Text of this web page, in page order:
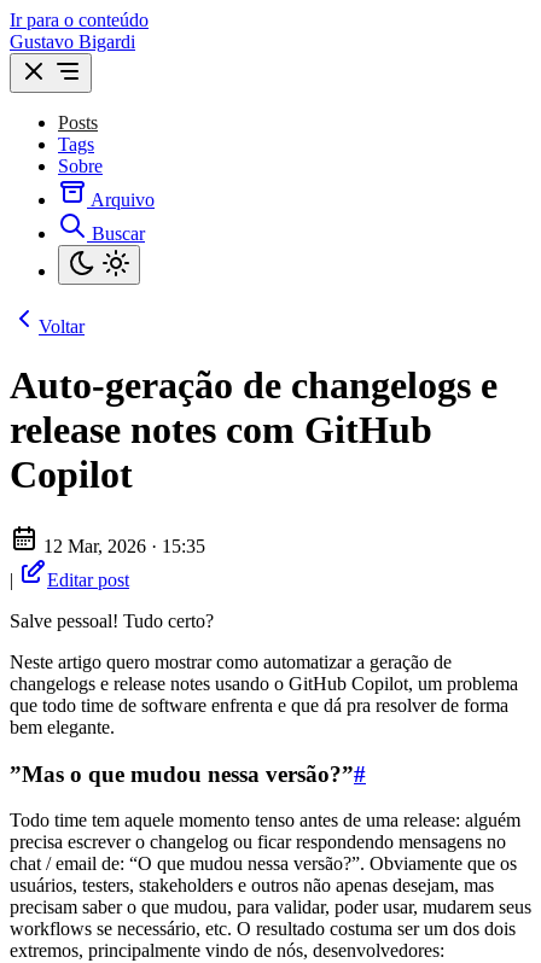
Ir para o conteúdo
Gustavo Bigardi
Posts
Tags
Sobre
Arquivo
Buscar
Voltar
Auto-geração de changelogs e
release notes com GitHub
Copilot
12 Mar, 2026 · 15:35
|
Editar post
Salve pessoal! Tudo certo?
Neste artigo quero mostrar como automatizar a geração de
changelogs e release notes usando o GitHub Copilot, um problema
que todo time de software enfrenta e que dá pra resolver de forma
bem elegante.
”Mas o que mudou nessa versão?”#
Todo time tem aquele momento tenso antes de uma release: alguém
precisa escrever o changelog ou ficar respondendo mensagens no
chat / email de: “O que mudou nessa versão?”. Obviamente que os
usuários, testers, stakeholders e outros não apenas desejam, mas
precisam saber o que mudou, para validar, poder usar, mudarem seus
workflows se necessário, etc. O resultado costuma ser um dos dois
extremos, principalmente vindo de nós, desenvolvedores: